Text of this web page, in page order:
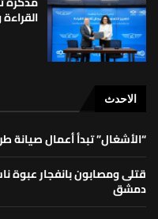
الاحدث
“الأشغال” تبدأ أعمال صيانة
قتلى ومصابون بانفجار
دمشق